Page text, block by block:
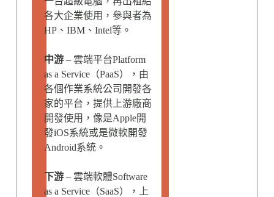
各大企業使用，參與者為
HP、IBM、Intel等。
中游– 雲端平台Platform
as a Service（PaaS），由
各個作業系統公司開發各
家的平台，提供上游廠商
開發使用，像是Apple開
發iOS系統或是微軟開發
Android系統。
下游– 雲端軟體Software
as a Service（SaaS），上